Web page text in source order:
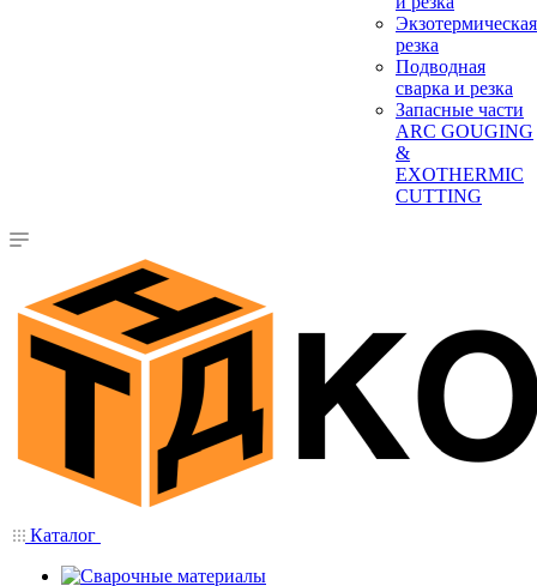
Экзотермическая
резка
Подводная
сварка и резка
Запасные части
ARC GOUGING
&
EXOTHERMIC
CUTTING
Каталог